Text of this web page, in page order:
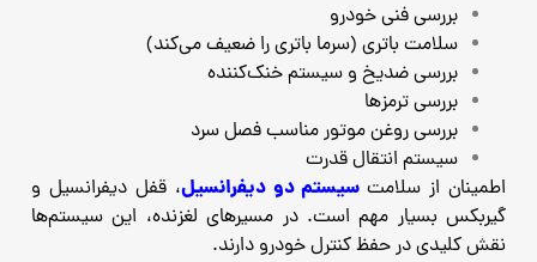
بررسی فنی خودرو
سلامت باتری (سرما باتری را ضعیف می‌کند)
بررسی ضدیخ و سیستم خنک‌کننده
بررسی ترمزها
بررسی روغن موتور مناسب فصل سرد
سیستم انتقال قدرت
اطمینان از سلامتسیستم دو دیفرانسیل، قفل دیفرانسیل و
گیربکس بسیار مهم است. در مسیرهای لغزنده، این سیستم‌ها
نقش کلیدی در حفظ کنترل خودرو دارند.